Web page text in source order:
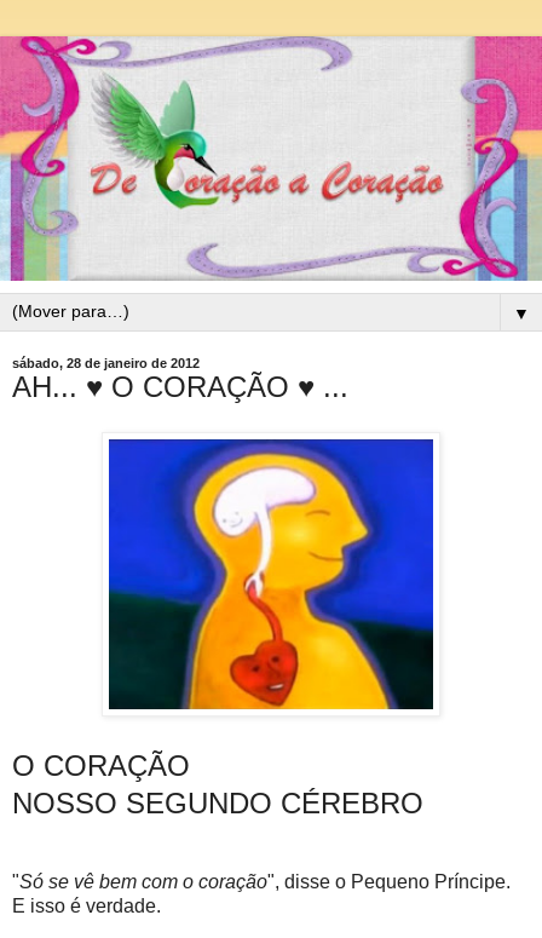
▼
sábado, 28 de janeiro de 2012
AH... ♥ O CORAÇÃO ♥ ...
O CORAÇÃO
NOSSO SEGUNDO CÉREBRO
"Só se vê bem com o cora­ção", disse o Pequeno Prín­cipe.
E isso é verdade.